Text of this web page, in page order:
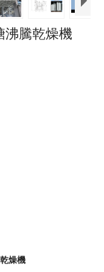
沸騰乾燥機
燥機